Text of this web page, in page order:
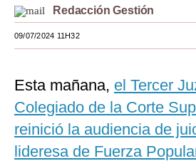
Moda
Estilos
EEUU
España
Redacción Gestión
09/07/2024 11H32
Esta mañana, el Tercer
Colegiado de la Corte
reinició la audiencia de
lideresa de Fuerza